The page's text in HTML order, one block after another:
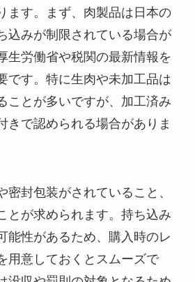
ます。まず、肉製品は日本の
込みが制限されている場合が
生労働省や税関の最新情報を
です。特に生肉や未加工品は
ことが多いですが、加工済み
きで認められる場合がありま
密封包装がされていること、
とが求められます。持ち込み
能性があるため、購入時のレ
用意しておくとスムーズで